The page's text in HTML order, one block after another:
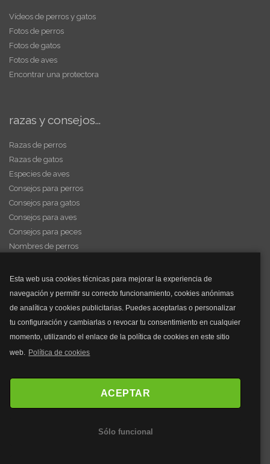
Esta web usa cookies técnicas para mejorar la experiencia de
navegación y permitir su correcto funcionamiento, cookies anónimas
de analítica y cookies publicitarias. Puedes aceptarlas o personalizar
tu configuración y cambiarlas o revocar tu consentimiento en cualquier
momento, utilizando el enlace de la política de cookies en este sitio
web. Política de cookies
ACEPTAR
Sólo funcional
Vídeos de perros y gatos
Fotos de perros
Fotos de gatos
Fotos de aves
Encontrar una protectora
razas y consejos...
Razas de perros
Razas de gatos
Especies de aves
Consejos para perros
Consejos para gatos
Consejos para aves
Consejos para peces
Nombres de perros
y mucho más...